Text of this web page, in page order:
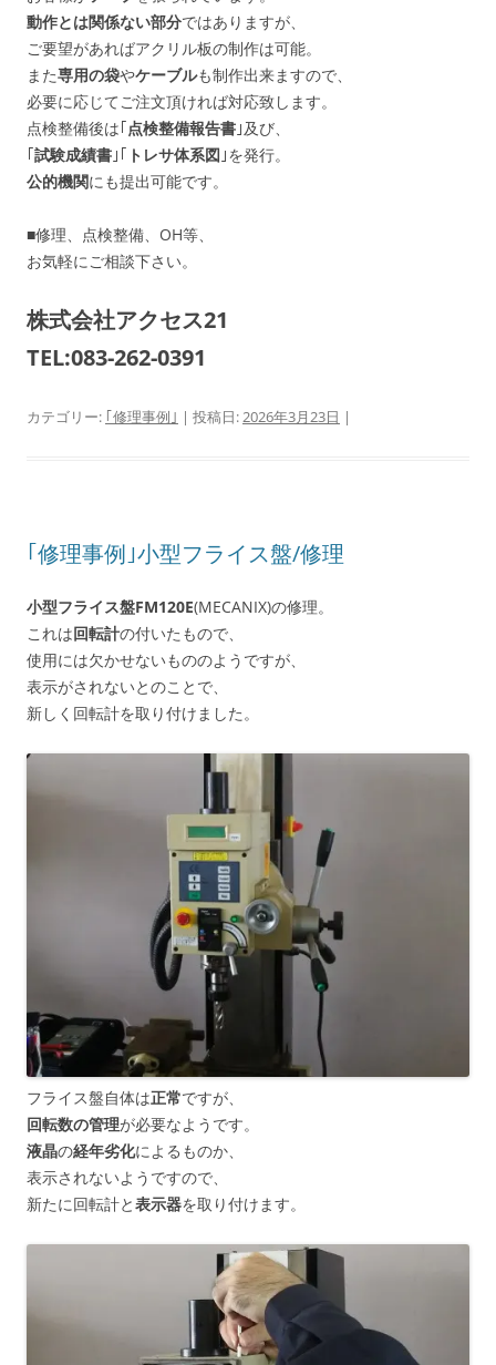
動作とは関係ない部分ではありますが、
ご要望があればアクリル板の制作は可能。
また専用の袋やケーブルも制作出来ますので、
必要に応じてご注文頂ければ対応致します。
点検整備後は｢点検整備報告書 ｣及び、
｢試験成績書 ｣｢ トレサ体系図 ｣を発行。
公的機関にも提出可能です。
■修理、点検整備、OH等、
お気軽にご相談下さい。
株式会社アクセス21
TEL:083-262-0391
カテゴリー: ｢修理事例｣ | 投稿日:2026年3月23日 |
｢修理事例｣小型フライス盤/修理
小型フライス盤FM120E(MECANIX)の修理。
これは回転計の付いたもので、
使用には欠かせないもののようですが、
表示がされないとのことで、
新しく回転計を取り付けました。
フライス盤自体は正常ですが、
回転数の管理が必要なようです。
液晶の経年劣化によるものか、
表示されないようですので、
新たに回転計と表示器を取り付けます。